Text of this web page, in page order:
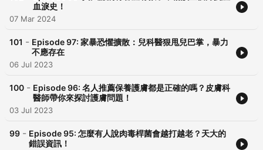
血淚史！
07 Mar 2024
101 - Episode 97: 家暴恐懼擴散：兒科醫狠甩兒巴掌，暴力
不應存在
06 Jul 2023
100 - Episode 96: 名人推薦保養護膚都是正確的嗎？皮膚科
醫師帶你來探討護膚問題！
03 Jul 2023
99 - Episode 95: 怎麼有人說肉毒桿菌會越打越老？天大的
錯誤資訊！